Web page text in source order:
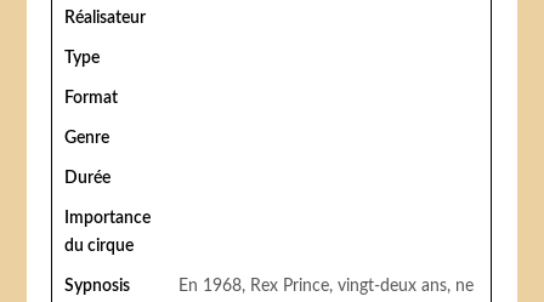
Réalisateur
Type
Format
Genre
Durée
Importance
du cirque
Sypnosis
En 1968, Rex Prince, vingt-deux ans, ne